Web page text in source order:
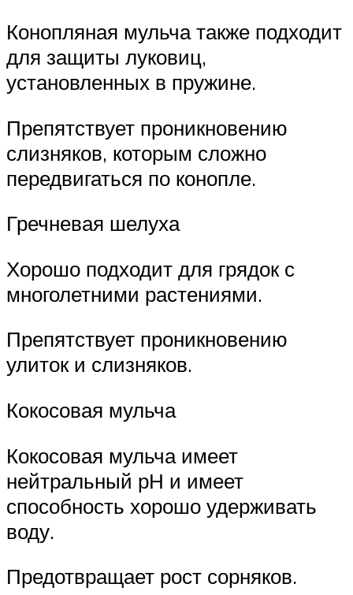
Конопляная мульча также подходит
для защиты луковиц,
установленных в пружине.
Препятствует проникновению
слизняков, которым сложно
передвигаться по конопле.
Гречневая шелуха
Хорошо подходит для грядок с
многолетними растениями.
Препятствует проникновению
улиток и слизняков.
Кокосовая мульча
Кокосовая мульча имеет
нейтральный рН и имеет
способность хорошо удерживать
воду.
Предотвращает рост сорняков.